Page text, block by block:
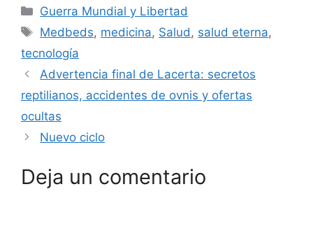
Categorías
Guerra Mundial y Libertad
Etiquetas
Medbeds, medicina, Salud , salud eterna,
tecnología
Advertencia final de Lacerta: secretos
reptilianos, accidentes de ovnis y ofertas
ocultas
Nuevo ciclo
Deja un comentario